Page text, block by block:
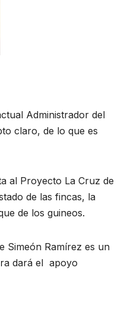
Administrador del
claro, de lo que es
al Proyecto La Cruz de
de las fincas, la
de los guineos.
Simeón Ramírez es un
dará el apoyo